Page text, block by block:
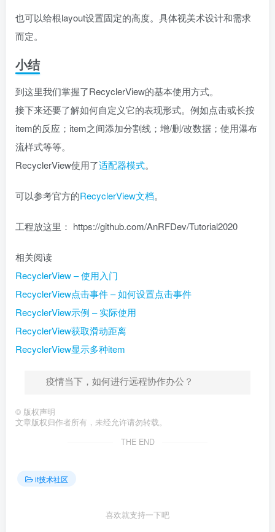
也可以给根layout设置固定的高度。具体视美术设计和需求
而定。
小结
到这里我们掌握了RecyclerView的基本使用方式。
接下来还要了解如何自定义它的表现形式。例如点击或长按
item的反应；item之间添加分割线；增/删/改数据；使用瀑布
流样式等等。
RecyclerView使用了适配器模式。
可以参考官方的RecyclerView文档。
工程放这里： https://github.com/AnRFDev/Tutorial2020
相关阅读
RecyclerView – 使用入门
RecyclerView点击事件 – 如何设置点击事件
RecyclerView示例 – 实际使用
RecyclerView获取滑动距离
RecyclerView显示多种item
疫情当下，如何进行远程协作办公？
© 版权声明
文章版权归作者所有，未经允许请勿转载。
THE END
it技术社区
喜欢就支持一下吧